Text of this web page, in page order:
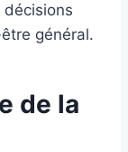
général.
de la